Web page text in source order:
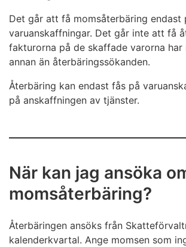
Det går att få momsåterbäring endast
varuanskaffningar. Det går inte att få
fakturorna på de skaffade varorna
annan än återbäringssökanden.
Återbäring kan endast fås på
på anskaffningen av tjänster.
När kan jag ansöka
momsåterbäring?
Återbäringen ansöks från
kalenderkvartal. Ange momsen som